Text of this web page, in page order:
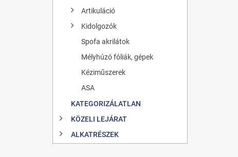
Artikuláció
Kidolgozók
Spofa akrilátok
Mélyhúzó fóliák, gépek
Kéziműszerek
ASA
KATEGORIZÁLATLAN
KÖZELI LEJÁRAT
ALKATRÉSZEK